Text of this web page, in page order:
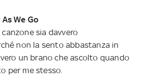
We Go
sia davvero
non la sento abbastanza in
un brano che ascolto quando
per me stesso.